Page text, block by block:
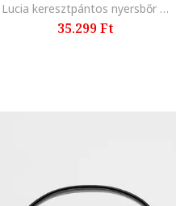
Lucia keresztpántos nyersbőr és bőr táska, Karamellbarna
35.299 Ft